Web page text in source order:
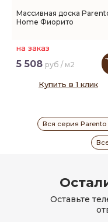
Массивная доска
Home Фиорито
на заказ
5 508 руб / м2
Купить в 1 клик
Вся серия Parento
Оставьте